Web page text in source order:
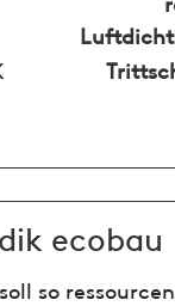
ecobau
so